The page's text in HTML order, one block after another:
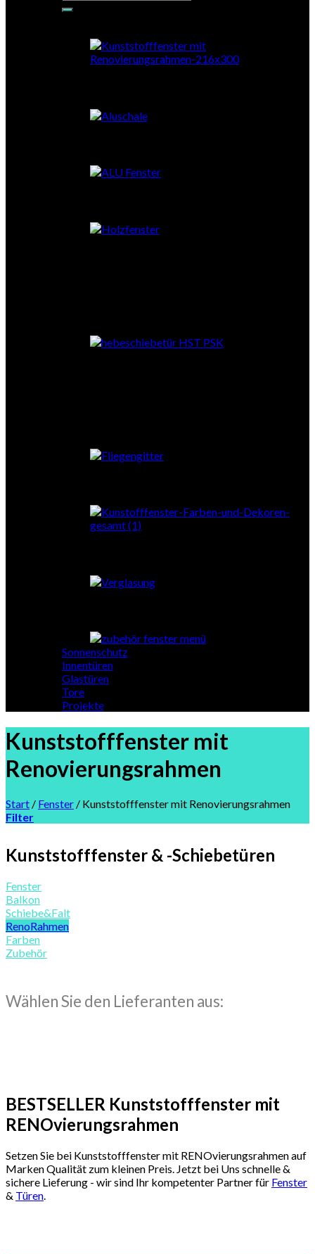
Sonnenschutz
Innentüren
Glastüren
Tore
Projekte
Kunststofffenster mit
Renovierungsrahmen
Start / Fenster / Kunststofffenster mit Renovierungsrahmen
Filter
Kunststofffenster & -Schiebetüren
Fenster
Balkon
Schiebe&Falt
RenoRahmen
Farben
Zubehör
Wählen Sie den Lieferanten aus:
BESTSELLER Kunststofffenster mit
RENOvierungsrahmen
Setzen Sie bei Kunststofffenster mit RENOvierungsrahmen auf
Marken Qualität zum kleinen Preis. Jetzt bei Uns schnelle &
sichere Lieferung - wir sind Ihr kompetenter Partner für Fenster
& Türen.